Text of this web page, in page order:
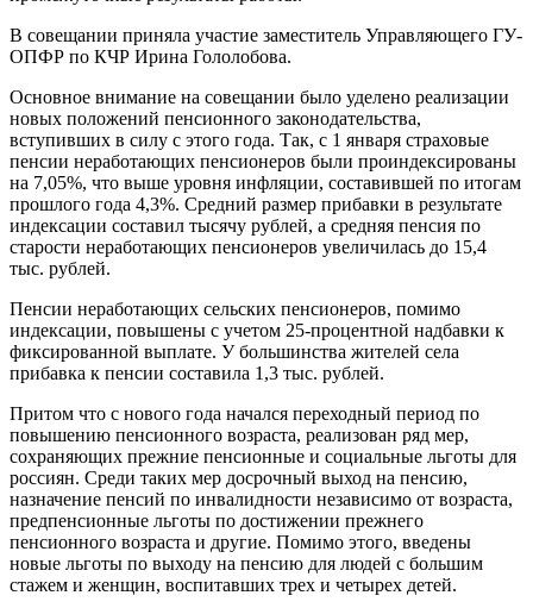
В совещании приняла участие заместитель Управляющего ГУ-
ОПФР по КЧР Ирина Гололобова.
Основное внимание на совещании было уделено реализации
новых положений пенсионного законодательства,
вступивших в силу с этого года. Так, с 1 января страховые
пенсии неработающих пенсионеров были проиндексированы
на 7,05%, что выше уровня инфляции, составившей по итогам
прошлого года 4,3%. Средний размер прибавки в результате
индексации составил тысячу рублей, а средняя пенсия по
старости неработающих пенсионеров увеличилась до 15,4
тыс. рублей.
Пенсии неработающих сельских пенсионеров, помимо
индексации, повышены с учетом 25-процентной надбавки к
фиксированной выплате. У большинства жителей села
прибавка к пенсии составила 1,3 тыс. рублей.
Притом что с нового года начался переходный период по
повышению пенсионного возраста, реализован ряд мер,
сохраняющих прежние пенсионные и социальные льготы для
россиян. Среди таких мер досрочный выход на пенсию,
назначение пенсий по инвалидности независимо от возраста,
предпенсионные льготы по достижении прежнего
пенсионного возраста и другие. Помимо этого, введены
новые льготы по выходу на пенсию для людей с большим
стажем и женщин, воспитавших трех и четырех детей.